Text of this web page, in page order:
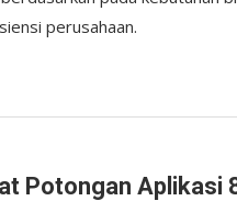
perusahaan.
Potongan Aplikasi